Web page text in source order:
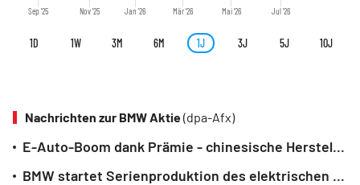
Sep '25 Nov '25 Jan '26 Mär '26 Mai '26 Jul '26
1D 1W 3M 6M 1J 3J 5J 10J
Nachrichten zur BMW Aktie(dpa-Afx)
E-Auto-Boom dank Prämie - chinesische Hersteller profitieren
BMW startet Serienproduktion des elektrischen i3 in München